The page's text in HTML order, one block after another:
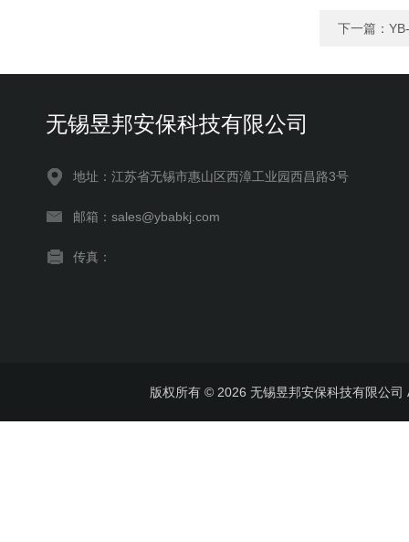
下一篇：
无锡昱邦安保科技有限公司
地址：江苏省无锡市惠山区西漳工业园西昌路3号
邮箱：sales@ybabkj.com
传真：
版权所有 © 2026 无锡昱邦安保科技有限